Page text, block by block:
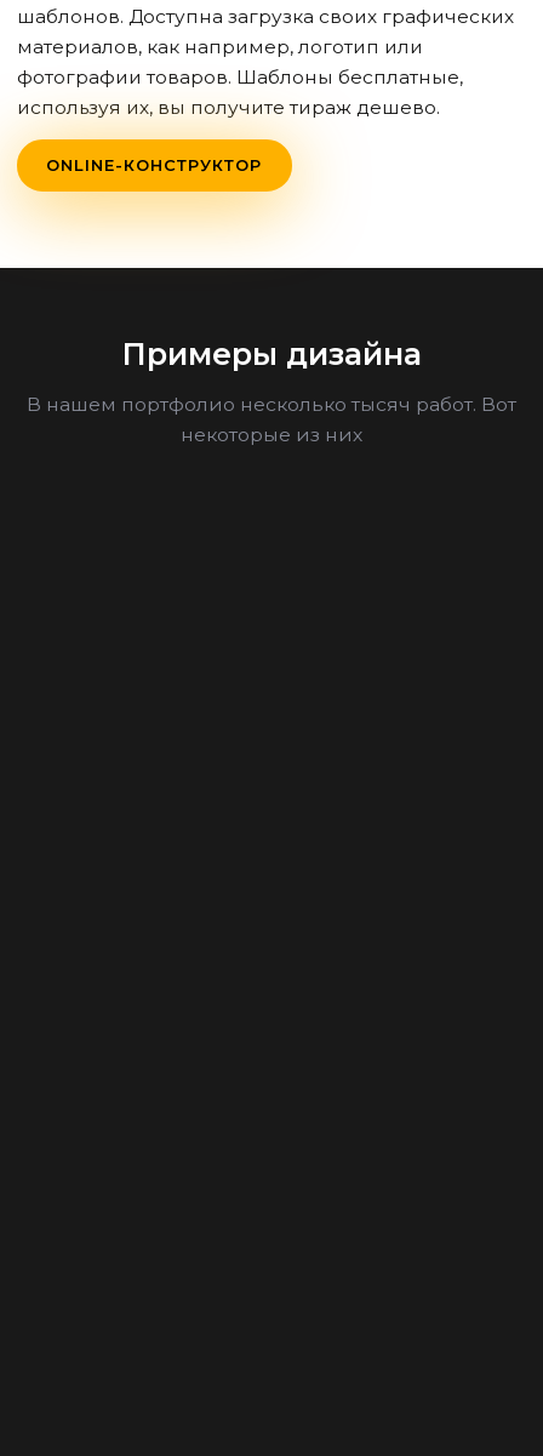
шаблонов. Доступна загрузка своих графических
материалов, как например, логотип или
фотографии товаров. Шаблоны бесплатные,
используя их, вы получите тираж дешево.
ONLINE-КОНСТРУКТОР
Примеры дизайна
В нашем портфолио несколько тысяч работ. Вот
некоторые из них